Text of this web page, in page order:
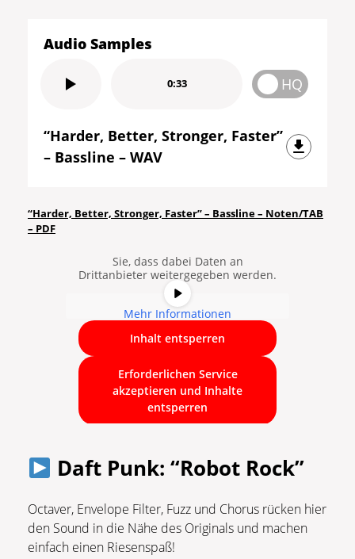
Audio Samples
0:33 HQ
“Harder, Better, Stronger, Faster”
– Bassline – WAV
“Harder, Better, Stronger, Faster” – Bassline – Noten/TAB
– PDF
Platzhalterinhalt vonYouTube
. Um
auf den eigentlichen Inhalt
Sie, dass dabei Daten an
Drittanbieter weitergegeben werden.
Mehr Informationen
Inhalt entsperren
Erforderlichen Service
akzeptieren und Inhalte
entsperren
Daft Punk: “Robot Rock”
Octaver, Envelope Filter, Fuzz und Chorus rücken hier
den Sound in die Nähe des Originals und machen
einfach einen Riesenspaß!